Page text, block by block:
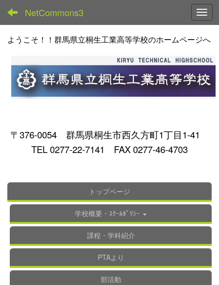
NetCommons3
ようこそ！！群馬県立桐生工業高等学校のホームページへ
〒376-0054 群馬県桐生市西久方町1丁目1-41
TEL 0277-22-7141 FAX 0277-46-4703
トップページ
学校概要・ｽｸｰﾙﾎﾟﾘｼｰ
課程・学科紹介
PTAより
部活動